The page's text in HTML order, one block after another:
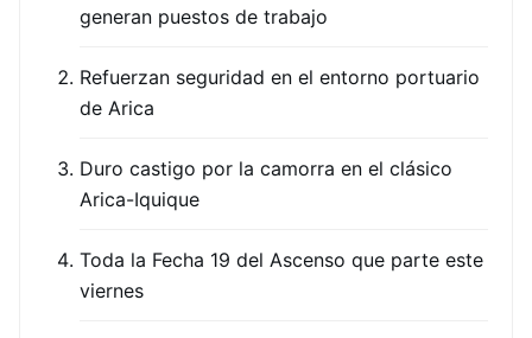
generan puestos de trabajo
Refuerzan seguridad en el entorno portuario
de Arica
Duro castigo por la camorra en el clásico
Arica-Iquique
Toda la Fecha 19 del Ascenso que parte este
viernes